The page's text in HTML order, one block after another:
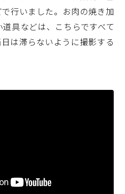
行いました。お肉の焼き加
具などは、こちらですべて
は滞らないように撮影する